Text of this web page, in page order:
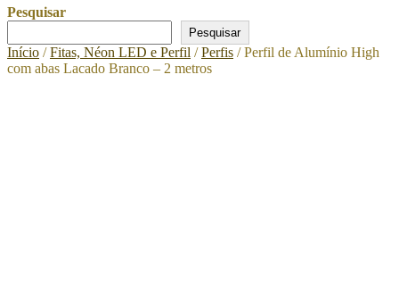
Pesquisar
Pesquisar
Início /Fitas, Néon LED e Perfil /Perfis / Perfil de Alumínio High
com abas Lacado Branco – 2 metros